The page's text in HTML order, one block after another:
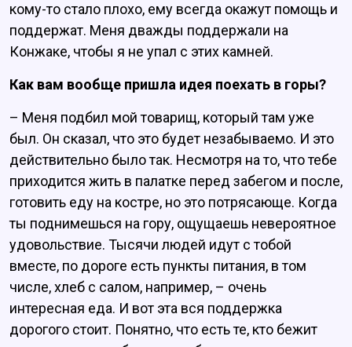
кому-то стало плохо, ему всегда окажут помощь и
поддержат. Меня дважды поддержали на
Конжаке, чтобы я не упал с этих камней.
Как вам вообще пришла идея поехать в горы?
– Меня подбил мой товарищ, который там уже
был. Он сказал, что это будет незабываемо. И это
действительно было так. Несмотря на то, что тебе
приходится жить в палатке перед забегом и после,
готовить еду на костре, но это потрясающе. Когда
ты поднимешься на гору, ощущаешь невероятное
удовольствие. Тысячи людей идут с тобой
вместе, по дороге есть пункты питания, в том
числе, хлеб с салом, например, – очень
интересная еда. И вот эта вся поддержка
дорогого стоит. Понятно, что есть те, кто бежит